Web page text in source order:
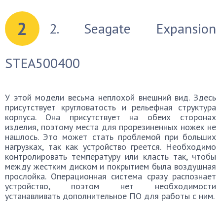
2
2. Seagate Expansion
STEA500400
У этой модели весьма неплохой внешний вид. Здесь
присутствует кругловатость и рельефная структура
корпуса. Она присутствует на обеих сторонах
изделия, поэтому места для прорезиненных ножек не
нашлось. Это может стать проблемой при больших
нагрузках, так как устройство греется. Необходимо
контролировать температуру или класть так, чтобы
между жестким диском и покрытием была воздушная
прослойка. Операционная система сразу распознает
устройство, поэтом нет необходимости
устанавливать дополнительное ПО для работы с ним.